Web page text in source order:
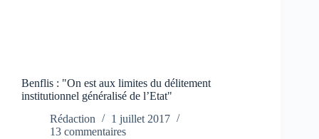
Benflis : "On est aux limites du délitement
institutionnel généralisé de l’Etat"
Rédaction
1 juillet 2017
13 commentaires